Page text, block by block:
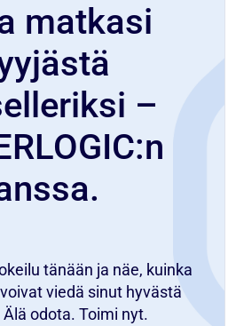
matkasi
–
tänään ja näe, kuinka
viedä sinut hyvästä
odota. Toimi nyt.